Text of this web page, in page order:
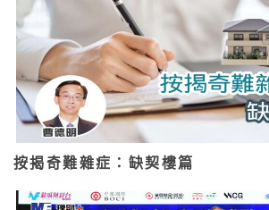
按揭奇難雜症：缺契樓篇